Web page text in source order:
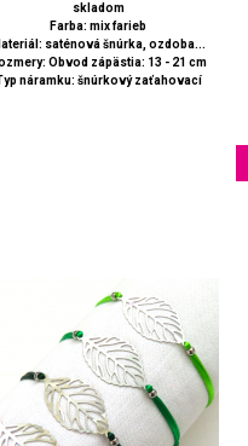
skladom
Farba: mix farieb
saténová šnúrka, ozdoba...
Obvod zápästia: 13 - 21 cm
náramku: šnúrkový zaťahovací